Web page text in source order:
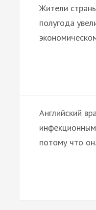
Жители
полугода
Английский
потому что